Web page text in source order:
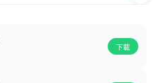
下載